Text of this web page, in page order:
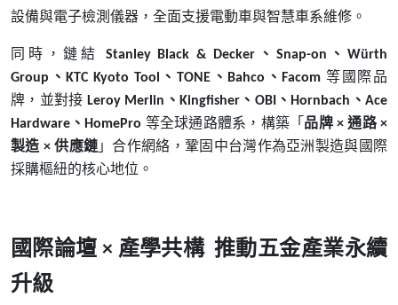
設備與電子檢測儀器，全面支援電動車與智慧車系維修。
同時，鏈結 Stanley Black & Decker、 Snap-on 、Würth
Group 、KTC Kyoto Tool 、 TONE、 Bahco 、Facom 等國際品
牌，並對接 Leroy Merlin 、Kingfisher 、 OBI 、Hornbach 、Ace
Hardware 、HomePro 等全球通路體系，構築「 品牌×通路×
製造 ×供應鏈 」合作網絡，鞏固中台灣作為亞洲製造與國際
採購樞紐的核心地位。
國際論壇 × 產學共構 推動五金產業永續
升級